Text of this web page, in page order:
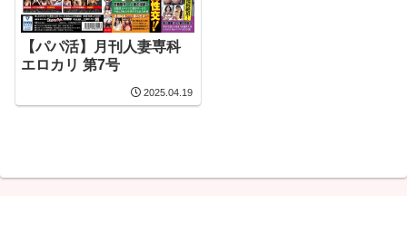
【パパ活】月刊人妻専科
エロカリ 第7号
2025.04.19